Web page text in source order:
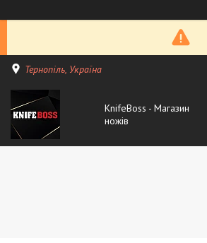
Тернопіль, Україна
KnifeBoss - Магазин
ножів